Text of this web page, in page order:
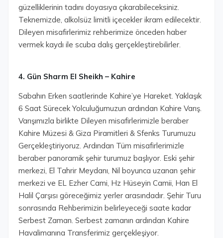
güzelliklerinin tadını doyasıya çıkarabileceksiniz.
Teknemizde, alkolsüz limitli içecekler ikram edilecektir.
Dileyen misafirlerimiz rehberimize önceden haber
vermek kaydı ile scuba dalış gerçekleştirebilirler.
4. Gün Sharm El Sheikh – Kahire
Sabahın Erken saatlerinde Kahire’ye Hareket. Yaklaşık
6 Saat Sürecek Yolculuğumuzun ardından Kahire Varış.
Varışımızla birlikte Dileyen misafirlerimizle beraber
Kahire Müzesi & Giza Piramitleri & Sfenks Turumuzu
Gerçekleştiriyoruz. Ardından Tüm misafirlerimizle
beraber panoramik şehir turumuz başlıyor. Eski şehir
merkezi, El Tahrir Meydanı, Nil boyunca uzanan şehir
merkezi ve EL Ezher Cami, Hz Hüseyin Camii, Han El
Halil Çarşısı göreceğimiz yerler arasındadır. Şehir Turu
sonrasında Rehberimizin belirleyeceği saate kadar
Serbest Zaman. Serbest zamanın ardından Kahire
Havalimanına Transferimiz gerçekleşiyor.